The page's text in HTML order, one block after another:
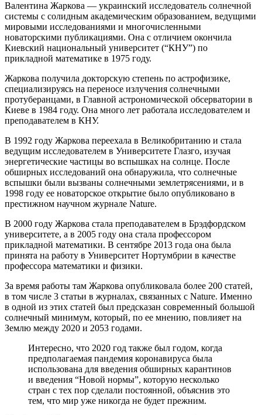
Валентина Жаркова — украинский исследователь солнечной
системы с солидным академическим образованием, ведущими
мировыми исследованиями и многочисленными
новаторскими публикациями. Она с отличием окончила
Киевский национальный университет (“КНУ”) по
прикладной математике в 1975 году.
Жаркова получила докторскую степень по астрофизике,
специализируясь на переносе излучения солнечными
протуберанцами, в Главной астрономической обсерватории в
Киеве в 1984 году. Она много лет работала исследователем и
преподавателем в КНУ.
В 1992 году Жаркова переехала в Великобританию и стала
ведущим исследователем в Университете Глазго, изучая
энергетические частицы во вспышках на солнце. После
обширных исследований она обнаружила, что солнечные
вспышки были вызваны солнечными землетрясениями, и в
1998 году ее новаторское открытие было опубликовано в
престижном научном журнале Nature.
В 2000 году Жаркова стала преподавателем в Брэдфордском
университете, а в 2005 году она стала профессором
прикладной математики. В сентябре 2013 года она была
принята на работу в Университет Нортумбрии в качестве
профессора математики и физики.
За время работы там Жаркова опубликовала более 200 статей,
в том числе 3 статьи в журналах, связанных с Nature. Именно
в одной из этих статей был предсказан современный большой
солнечный минимум, который, по ее мнению, повлияет на
Землю между 2020 и 2053 годами.
Интересно, что 2020 год также был годом, когда
предполагаемая пандемия коронавируса была
использована для введения обширных карантинов
и введения “Новой нормы”, которую несколько
стран с тех пор сделали постоянной, объяснив это
тем, что мир уже никогда не будет прежним.